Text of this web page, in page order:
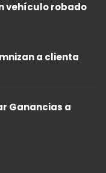
vehículo robado
a clienta
Ganancias a